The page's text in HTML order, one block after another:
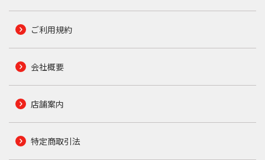
ご利用規約
会社概要
店舗案内
特定商取引法